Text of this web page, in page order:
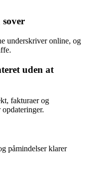
underskriver online, og
uden at
fakturaer og
påmindelser klarer